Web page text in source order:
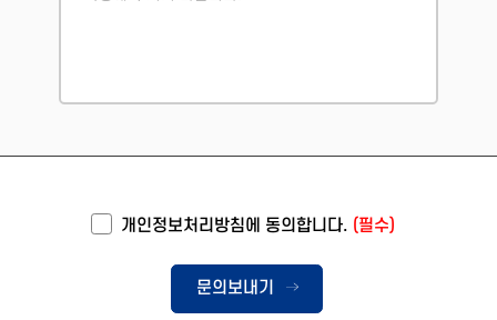
개인정보처리방침에 동의합니다. (필수)
문의보내기